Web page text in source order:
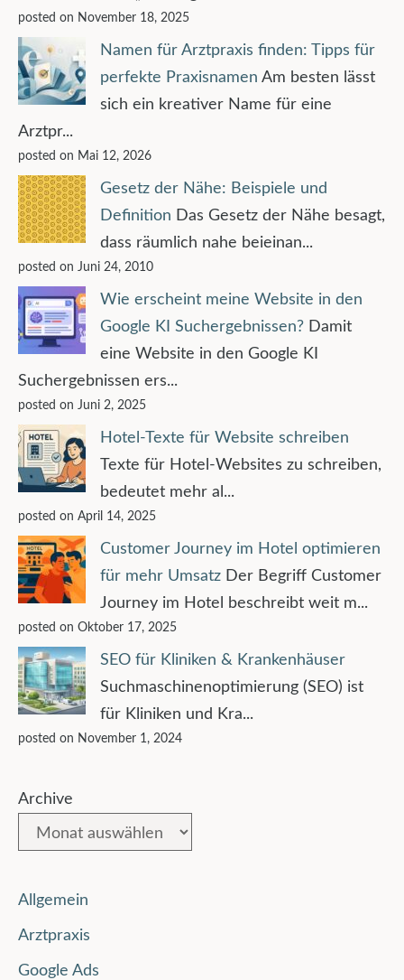
posted on November 18, 2025
Namen für Arztpraxis finden: Tipps für
perfekte Praxisnamen Am besten lässt
sich ein kreativer Name für eine
Arztpr...
posted on Mai 12, 2026
Gesetz der Nähe: Beispiele und
Definition Das Gesetz der Nähe besagt,
dass räumlich nahe beieinan...
posted on Juni 24, 2010
Wie erscheint meine Website in den
Google KI Suchergebnissen? Damit
eine Website in den Google KI
Suchergebnissen ers...
posted on Juni 2, 2025
Hotel-Texte für Website schreiben
Texte für Hotel-Websites zu schreiben,
bedeutet mehr al...
posted on April 14, 2025
Customer Journey im Hotel optimieren
für mehr Umsatz Der Begriff Customer
Journey im Hotel beschreibt weit m...
posted on Oktober 17, 2025
SEO für Kliniken & Krankenhäuser
Suchmaschinenoptimierung (SEO) ist
für Kliniken und Kra...
posted on November 1, 2024
Archive
Allgemein
Arztpraxis
Google Ads